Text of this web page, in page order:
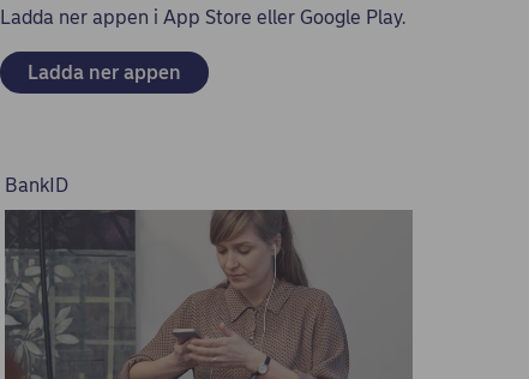
Ladda ner appen i App Store eller Google Play.
Ladda ner appen
BankID